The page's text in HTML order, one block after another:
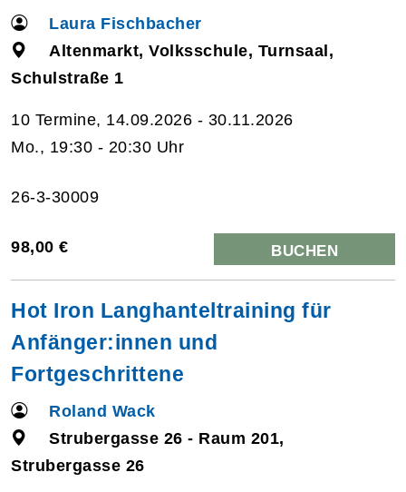
Laura Fischbacher
Altenmarkt, Volksschule, Turnsaal,
Schulstraße 1
10 Termine, 14.09.2026 - 30.11.2026
Mo., 19:30 - 20:30 Uhr
26-3-30009
98,00 € BUCHEN
Hot Iron Langhanteltraining für
Anfänger:innen und
Fortgeschrittene
Roland Wack
Strubergasse 26 - Raum 201,
Strubergasse 26